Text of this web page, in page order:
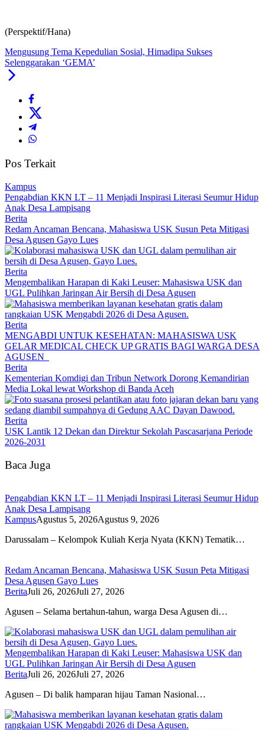
(Perspektif/Hana)
Mengusung Tema Kepedulian Sosial, Himadipa Sukses
Selenggarakan ‘GEMA’
Pos Terkait
Kampus
Pengabdian KKN LT – 11 Menjadi Inspirasi Literasi Seumur Hidup
Anak Desa Lampisang
Berita
Redam Ancaman Bencana, Mahasiswa USK Susun Peta Mitigasi
Desa Agusen Gayo Lues
Berita
Mengembalikan Harapan di Kaki Leuser: Mahasiswa USK dan
UGL Pulihkan Jaringan Air Bersih di Desa Agusen
Berita
MENGABDI UNTUK KESEHATAN: MAHASISWA USK
GELAR MEDICAL CHECK UP GRATIS BAGI WARGA DESA
AGUSEN
Berita
Kementerian Komdigi dan Tribun Network Dorong Kemandirian
Media Lokal lewat Workshop di Banda Aceh
Berita
USK Lantik 12 Dekan dan Direktur Sekolah Pascasarjana Periode
2026-2031
Baca Juga
Pengabdian KKN LT – 11 Menjadi Inspirasi Literasi Seumur Hidup
Anak Desa Lampisang
KampusAgustus 5, 2026Agustus 9, 2026
Darussalam – Kelompok Kuliah Kerja Nyata (KKN) Tematik…
Redam Ancaman Bencana, Mahasiswa USK Susun Peta Mitigasi
Desa Agusen Gayo Lues
BeritaJuli 26, 2026Juli 27, 2026
Agusen – Selama bertahun-tahun, warga Desa Agusen di…
Mengembalikan Harapan di Kaki Leuser: Mahasiswa USK dan
UGL Pulihkan Jaringan Air Bersih di Desa Agusen
BeritaJuli 26, 2026Juli 27, 2026
Agusen – Di balik hamparan hijau Taman Nasional…